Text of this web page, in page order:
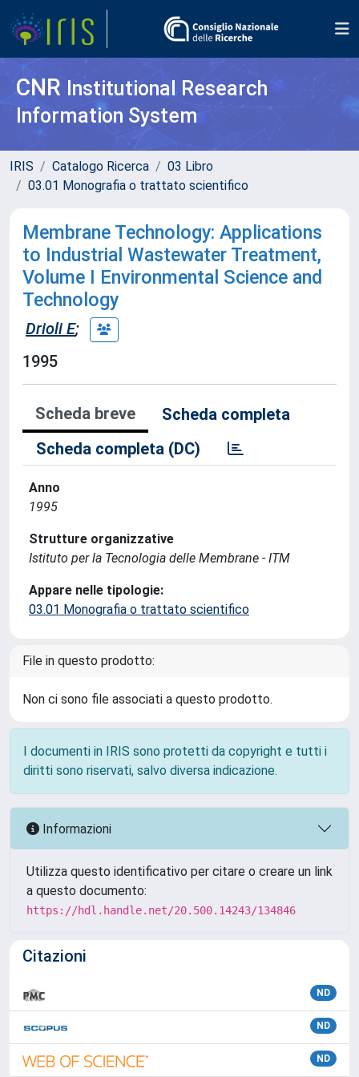
CNR Institutional Research
Information System
IRIS Catalogo Ricerca
03 Libro
03.01 Monografia o trattato scientifico
Membrane Technology: Applications
to Industrial Wastewater Treatment,
Volume I Environmental Science and
Technology
Drioli E;
1995
Scheda breve
Scheda completa
Scheda completa (DC)
Anno
1995
Strutture organizzative
Istituto per la Tecnologia delle Membrane - ITM
Appare nelle tipologie:
03.01 Monografia o trattato scientifico
File in questo prodotto:
Non ci sono file associati a questo prodotto.
I documenti in IRIS sono protetti da copyright e tutti i
diritti sono riservati, salvo diversa indicazione.
Informazioni
Utilizza questo identificativo per citare o creare un link
a questo documento:
https://hdl.handle.net/20.500.14243/134846
Citazioni
ND
ND
ND